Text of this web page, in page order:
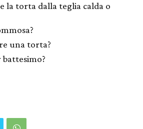
la torta dalla teglia calda o
una torta?